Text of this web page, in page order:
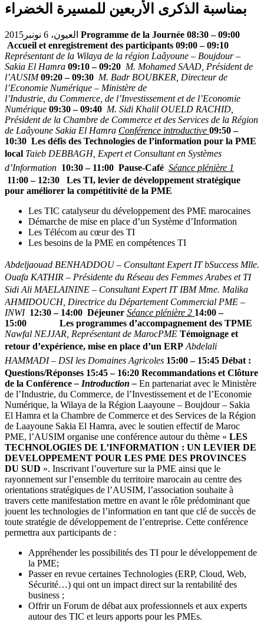
بمناسبة الذكرى الأربعين للمسيرة الخضراء
Programme de la Journée 08:30 – 09:00
Accueil et enregistrement des participants 09:00 – 09:10
Représentant de la Wilaya de la région Laâyoune – Boujdour –
Sakia El Hamra 09:10 – 09:20 M. Mohamed SAAD, Président de
l’AUSIM09:20 – 09:30 M. Badr BOUBKER, Directeur de
l’Economie Numérique – Ministère de
l’Industrie, du Commerce, de l’Investissement et de l’Economie
Numérique 09:30 – 09:40 M. Sidi Khalil OUELD RACHID,
Président de la Chambre de Commerce et des Services de la Région
de Laâyoune Sakia El Hamra Conférence introductive 09:50 –
10:30 Les défis des Technologies de l’information pour la PME
local Taieb DEBBAGH, Expert et Consultant en Systèmes
d’Information 10:30 – 11:00 Pause-Café Séance plénière 1
11:00 – 12:30
Les TI, levier de développement stratégique
pour améliorer la compétitivité de la PME
Les TIC catalyseur du développement des PME marocaines
Démarche de mise en place d’un Système d’Information
Les Télécom au cœur des TI
Les besoins de la PME en compétences TI
Abdeljaouad BENHADDOU – Consultant Expert IT bSuccess Mlle.
Ouafa KATHIR – Présidente du Réseau des Femmes Arabes et TI
Sidi Ali MAELAININE – Consultant Expert IT IBM Mme. Malika
AHMIDOUCH, Directrice du Département Commercial PME –
INWI 12:30 – 14:00 Déjeuner Séance plénière 2 14:00 –
15:00 Les programmes d’accompagnement des TPME
Nawfal NEJJAR, Représentant de MarocPME Témoignage et
retour d’expérience, mise en place d’un ERP Abdelali
HAMMADI – DSI les Domaines Agricoles 15:00 – 15:45 Débat :
Questions/Réponses 15:45 – 16:20 Recommandations et Clôture
de la Conférence – Introduction – En partenariat avec le Ministère
de l’Industrie, du Commerce, de l’Investissement et de l’Economie
Numérique, la Wilaya de la Région Laayoune – Boujdour – Sakia
El Hamra et la Chambre de Commerce et des Services de la Région
de Laayoune Sakia El Hamra, avec le soutien effectif de Maroc
PME, l’AUSIM organise une conférence autour du thème « LES
TECHNOLOGIES DE L’INFORMATION : UN LEVIER DE
DEVELOPPEMENT POUR LES PME DES PROVINCES
DU SUD ». Inscrivant l’ouverture sur la PME ainsi que le
rayonnement sur l’ensemble du territoire marocain au centre des
orientations stratégiques de l’AUSIM, l’association souhaite à
travers cette manifestation mettre en avant le rôle prédominant que
jouent les technologies de l’information en tant que clé de succès de
toute stratégie de développement de l’entreprise. Cette conférence
permettra aux participants de :
Appréhender les possibilités des TI pour le développement de
la PME;
Passer en revue certaines Technologies (ERP, Cloud, Web,
Sécurité…) qui ont un impact direct sur la rentabilité des
business ;
Offrir un Forum de débat aux professionnels et aux experts
autour des TIC et leurs apports pour les PMEs.